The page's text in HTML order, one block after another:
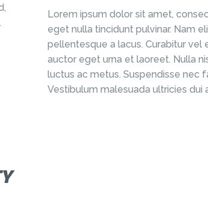
Lorem ipsum dolor sit amet,
eget nulla tincidunt pulvinar. Nam
pellentesque a lacus. Curabitur vel
auctor eget urna et laoreet. Nulla
luctus ac metus. Suspendisse nec
Vestibulum malesuada ultricies dui